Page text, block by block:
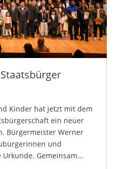
Kinder hat jetzt mit dem
ein neuer
Bürgermeister Werner
und
Gemeinsam…